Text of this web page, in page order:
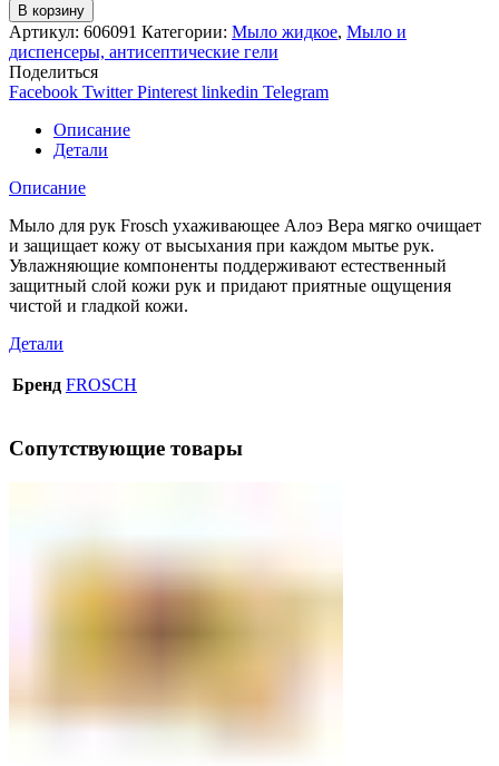
В корзину
Артикул: 606091 Категории: Мыло жидкое, Мыло и
диспенсеры, антисептические гели
Поделиться
Facebook Twitter Pinterest linkedin Telegram
Описание
Детали
Описание
Мыло для рук Frosch ухаживающее Алоэ Вера мягко очищает
и защищает кожу от высыхания при каждом мытье рук.
Увлажняющие компоненты поддерживают естественный
защитный слой кожи рук и придают приятные ощущения
чистой и гладкой кожи.
Детали
Бренд FROSCH
Сопутствующие товары